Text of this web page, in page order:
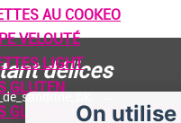
AU COOKEO
VELOUTÉ
LIGHT
GLUTEN
GLUTEN ET SANS
On
délices